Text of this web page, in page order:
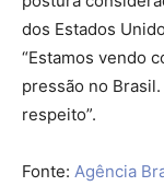
dos Estados
“Estamos vendo
pressão no
respeito”.
Fonte: Agência